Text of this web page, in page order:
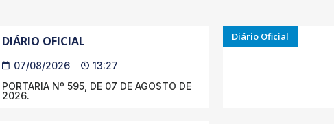
DIÁRIO OFICIAL
07/08/2026
13:27
PORTARIA Nº 595, DE 07 DE AGOSTO DE
2026.
Diário Oficial